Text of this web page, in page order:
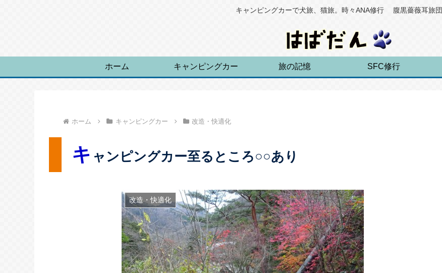
キャンピングカーで犬旅、猫旅。時々ANA修行 腹黒薔薇耳旅団
ホーム キャンピングカー 旅の記憶 SFC修行
ホーム キャンピングカー 改造・快適化
キ ャンピングカー至るところ○○あり
改造・快適化